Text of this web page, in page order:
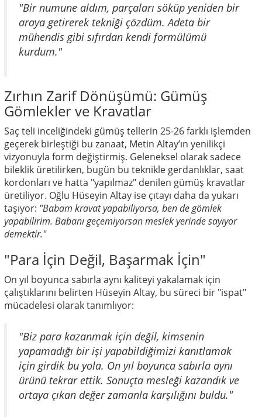
"Bir numune aldım, parçaları söküp yeniden bir
araya getirerek tekniği çözdüm. Adeta bir
mühendis gibi sıfırdan kendi formülümü
kurdum."
Zırhın Zarif Dönüşümü: Gümüş
Gömlekler ve Kravatlar
Saç teli inceliğindeki gümüş tellerin 25-26 farklı işlemden
geçerek birleştiği bu zanaat, Metin Altay’ın yenilikçi
vizyonuyla form değiştirmiş. Geleneksel olarak sadece
bileklik üretilirken, bugün bu teknikle gerdanlıklar, saat
kordonları ve hatta "yapılmaz" denilen gümüş kravatlar
üretiliyor. Oğlu Hüseyin Altay ise çıtayı daha da yukarı
taşıyor: "Babam kravat yapabiliyorsa, ben de gömlek
yapabilirim. Babanı geçemiyorsan meslek yerinde sayıyor
demektir."
"Para İçin Değil, Başarmak İçin"
On yıl boyunca sabırla aynı kaliteyi yakalamak için
çalıştıklarını belirten Hüseyin Altay, bu süreci bir "ispat"
mücadelesi olarak tanımlıyor:
"Biz para kazanmak için değil, kimsenin
yapamadığı bir işi yapabildiğimizi kanıtlamak
için girdik bu yola. On yıl boyunca sabırla aynı
ürünü tekrar ettik. Sonuçta mesleği kazandık ve
ortaya çıkan değer zamanla karşılığını buldu."